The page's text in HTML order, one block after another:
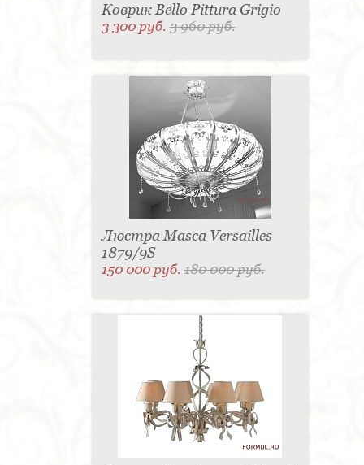
Коврик Bello Pittura Grigio
3 300 руб.3 960 руб.
Люстра Masca Versailles
1879/9S
150 000 руб.180 000 руб.